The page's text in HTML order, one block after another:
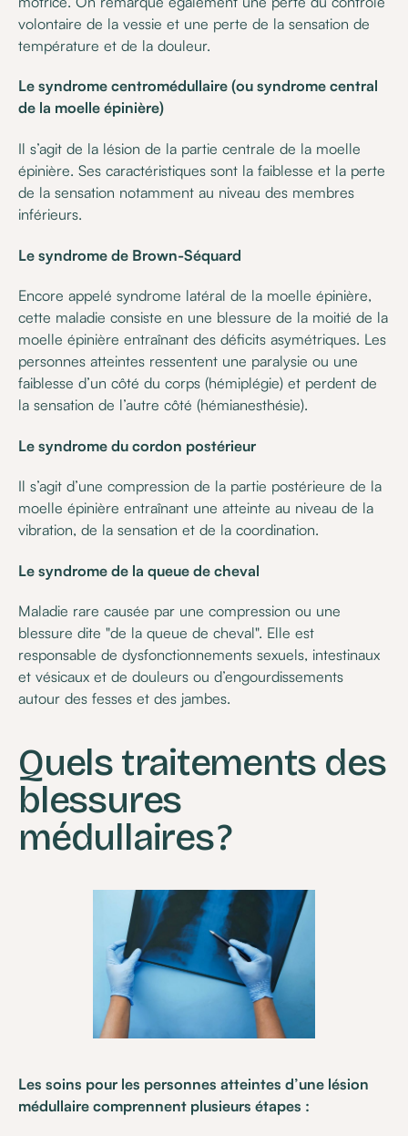
volontaire de la vessie et une perte de la sensation de
température et de la douleur.
Le syndrome centromédullaire (ou syndrome central
de la moelle épinière)
Il s’agit de la lésion de la partie centrale de la moelle
épinière. Ses caractéristiques sont la faiblesse et la perte
de la sensation notamment au niveau des membres
inférieurs.
Le syndrome de Brown-Séquard
Encore appelé syndrome latéral de la moelle épinière,
cette maladie consiste en une blessure de la moitié de la
moelle épinière entraînant des déficits asymétriques. Les
personnes atteintes ressentent une paralysie ou une
faiblesse d’un côté du corps (hémiplégie) et perdent de
la sensation de l’autre côté (hémianesthésie).
Le syndrome du cordon postérieur
Il s’agit d’une compression de la partie postérieure de la
moelle épinière entraînant une atteinte au niveau de la
vibration, de la sensation et de la coordination.
Le syndrome de la queue de cheval
Maladie rare causée par une compression ou une
blessure dite "de la queue de cheval". Elle est
responsable de dysfonctionnements sexuels, intestinaux
et vésicaux et de douleurs ou d’engourdissements
autour des fesses et des jambes.
Quels traitements des
blessures
médullaires ?
Les soins pour les personnes atteintes d’une lésion
médullaire comprennent plusieurs étapes :